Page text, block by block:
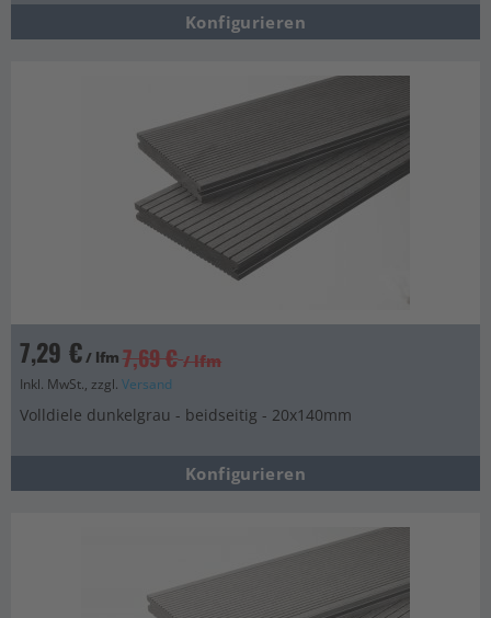
Konfigurieren
7,29 €/ lfm 7,69 € / lfm
Inkl. MwSt., zzgl. Versand
Volldiele dunkelgrau - beidseitig - 20x140mm
Konfigurieren